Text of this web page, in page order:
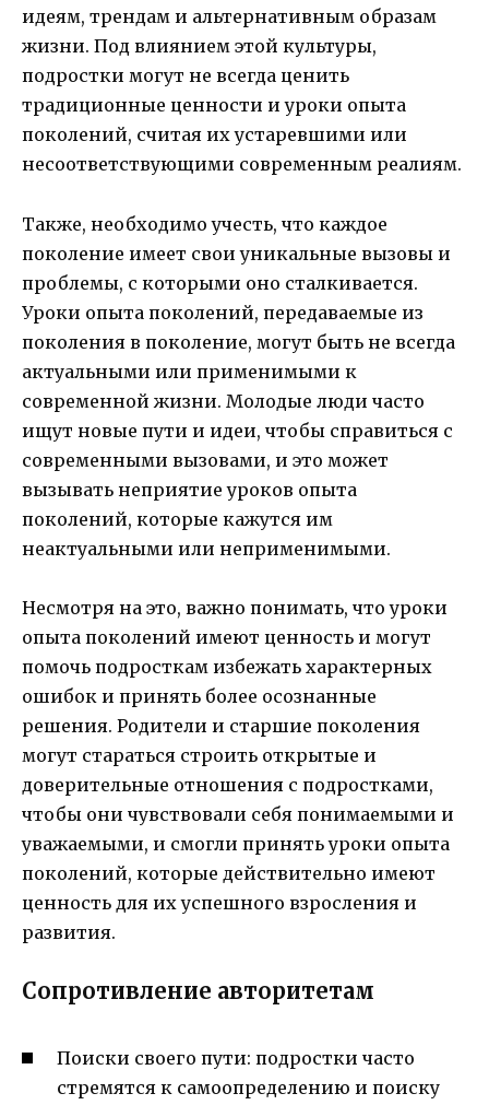
идеям, трендам и альтернативным образам
жизни. Под влиянием этой культуры,
подростки могут не всегда ценить
традиционные ценности и уроки опыта
поколений, считая их устаревшими или
несоответствующими современным реалиям.
Также, необходимо учесть, что каждое
поколение имеет свои уникальные вызовы и
проблемы, с которыми оно сталкивается.
Уроки опыта поколений, передаваемые из
поколения в поколение, могут быть не всегда
актуальными или применимыми к
современной жизни. Молодые люди часто
ищут новые пути и идеи, чтобы справиться с
современными вызовами, и это может
вызывать неприятие уроков опыта
поколений, которые кажутся им
неактуальными или неприменимыми.
Несмотря на это, важно понимать, что уроки
опыта поколений имеют ценность и могут
помочь подросткам избежать характерных
ошибок и принять более осознанные
решения. Родители и старшие поколения
могут стараться строить открытые и
доверительные отношения с подростками,
чтобы они чувствовали себя понимаемыми и
уважаемыми, и смогли принять уроки опыта
поколений, которые действительно имеют
ценность для их успешного взросления и
развития.
Сопротивление авторитетам
Поиски своего пути: подростки часто
стремятся к самоопределению и поиску